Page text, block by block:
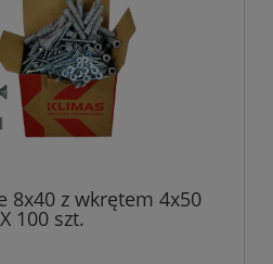
8x40 z wkrętem 4x50
100 szt.